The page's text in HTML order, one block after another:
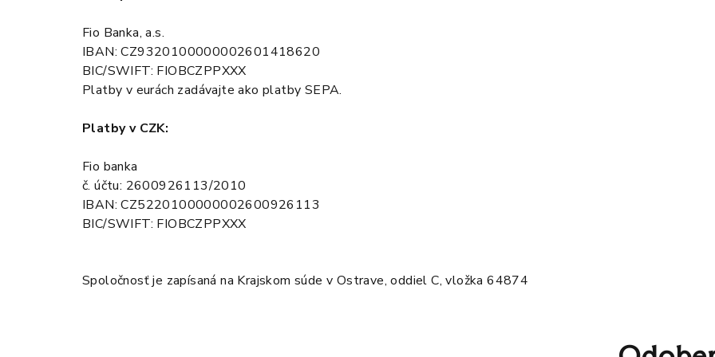
Fio Banka, a.s.
IBAN: CZ9320100000002601418620
BIC/SWIFT: FIOBCZPPXXX
Platby v eurách zadávajte ako platby SEPA.
Platby v CZK:
Fio banka
č. účtu: 2600926113/2010
IBAN: CZ5220100000002600926113
BIC/SWIFT: FIOBCZPPXXX
Spoločnosť je zapísaná na Krajskom súde v Ostrave, oddiel C, vložka 64874